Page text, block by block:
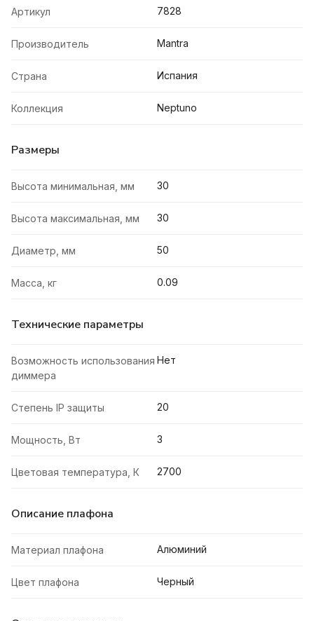
Артикул 7828
Производитель Mantra
Страна Испания
Коллекция Neptuno
Размеры
Высота минимальная, мм 30
Высота максимальная, мм 30
Диаметр, мм 50
Масса, кг 0.09
Технические параметры
Возможность использования
диммера
Нет
Степень IP защиты 20
Мощность, Вт 3
Цветовая температура, К 2700
Описание плафона
Материал плафона Алюминий
Цвет плафона Черный